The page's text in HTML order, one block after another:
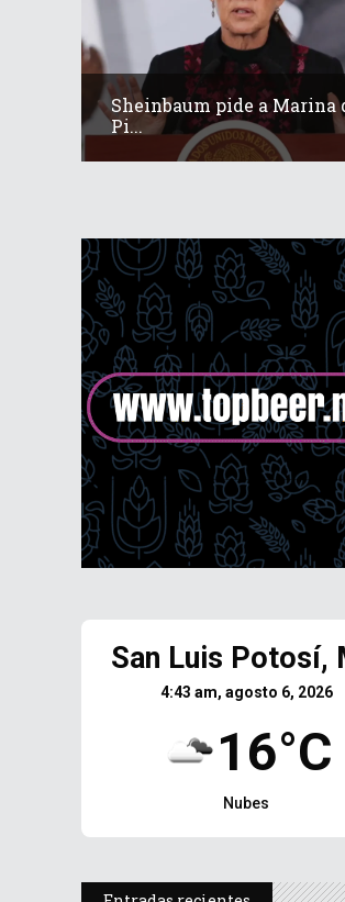
Sheinbaum pide a Marina
Pi...
San Luis Potosí,
4:43 am, agosto 6, 2026
16°C
Nubes